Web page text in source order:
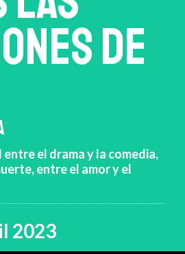
DE
entre el drama y la comedia,
entre el amor y el
2023